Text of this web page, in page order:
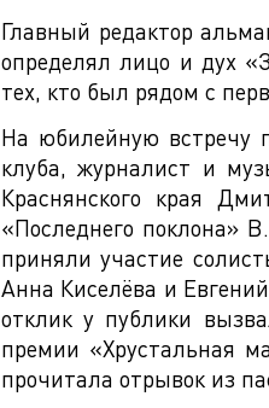
Главный редактор
определял лицо и дух
тех, кто был рядом с
На юбилейную встречу
клуба, журналист и
Краснянского края
«Последнего поклона»
приняли участие
Анна Киселёва и
отклик у публики
премии «Хрустальная
прочитала отрывок из